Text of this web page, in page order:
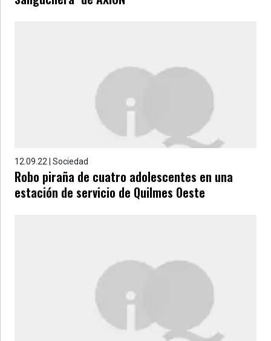
12.09.22 | Sociedad
Robo piraña de cuatro adolescentes en una
estación de servicio de Quilmes Oeste